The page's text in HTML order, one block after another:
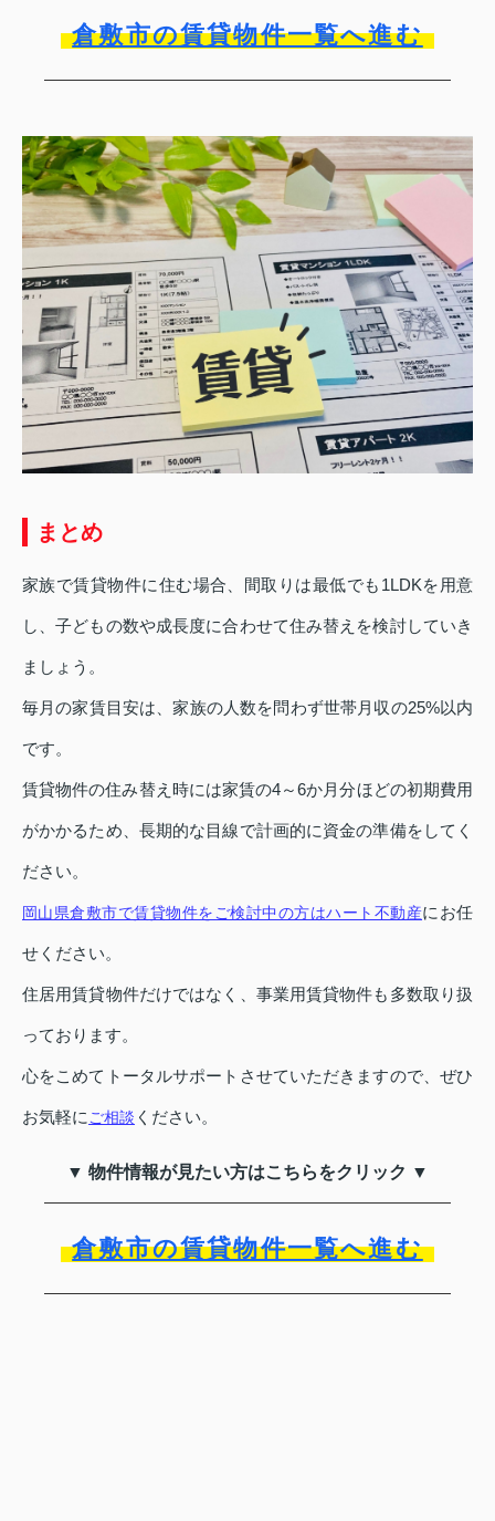
倉敷市の賃貸物件一覧へ進む
まとめ
家族で賃貸物件に住む場合、間取りは最低でも1LDKを用意
し、子どもの数や成長度に合わせて住み替えを検討していき
ましょう。
毎月の家賃目安は、家族の人数を問わず世帯月収の25%以内
です。
賃貸物件の住み替え時には家賃の4～6か月分ほどの初期費用
がかかるため、長期的な目線で計画的に資金の準備をしてく
ださい。
岡山県倉敷市で賃貸物件をご検討中の方はハート不動産にお任
せください。
住居用賃貸物件だけではなく、事業用賃貸物件も多数取り扱
っております。
心をこめてトータルサポートさせていただきますので、ぜひ
お気軽に ご相談 ください。
▼ 物件情報が見たい方はこちらをクリック ▼
倉敷市の賃貸物件一覧へ進む